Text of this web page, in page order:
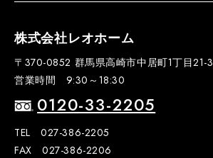
株式会社レオホーム
〒370-0852 群馬県高崎市中居町1丁目21-3
営業時間 9:30～18:30
0120-33-2205
TEL 027-386-2205
FAX 027-386-2206